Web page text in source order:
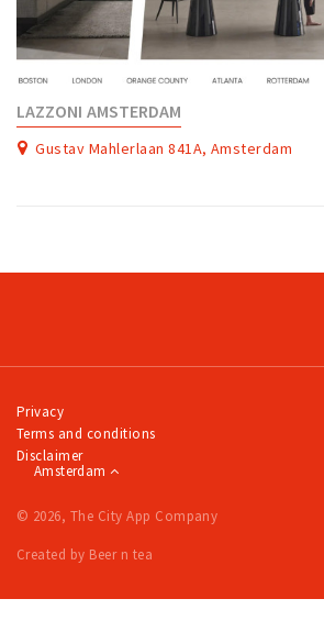
LAZZONI AMSTERDAM
Gustav Mahlerlaan 841A, Amsterdam
Privacy
Terms and conditions
Disclaimer
Amsterdam
© 2026, The City App Company
Created by Beer n tea